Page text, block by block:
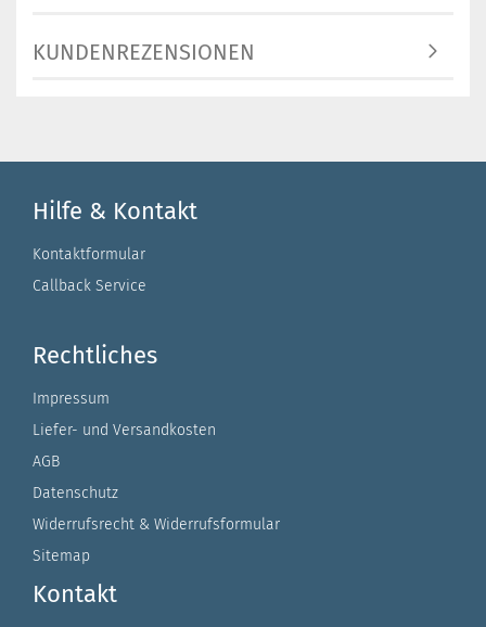
KUNDENREZENSIONEN
Hilfe & Kontakt
Kontaktformular
Callback Service
Rechtliches
Impressum
Liefer- und Versandkosten
AGB
Datenschutz
Widerrufsrecht & Widerrufsformular
Sitemap
Kontakt